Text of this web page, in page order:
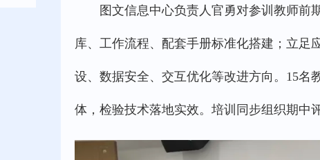
图文信息中心负责人官勇对参训教师前
库、工作流程、配套手册标准化搭建；立足
设、数据安全、交互优化等改进方向。15
体，检验技术落地实效。培训同步组织期中